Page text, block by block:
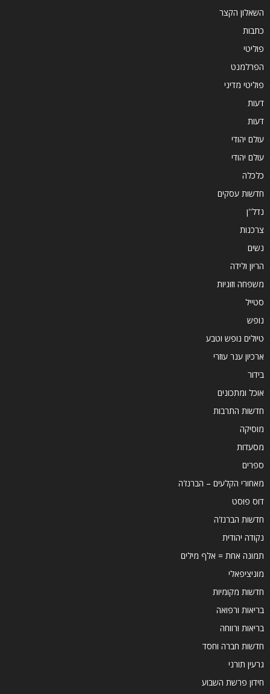
השאלון הקצר
כתבות
פוליטי
הפרלמנט
פוליטי מדיני
דעות
דעות
עולם יהודי
עולם יהודי
כלכלה
חדשות עסקים
נדל''ן
צרכנות
נשים
הריון ולידה
משפחה וזוגיות
סטייל
נופש
טיולים נופש וטבע
ארכיון ענר עוזרי
בידור
אוכל ומתכונים
חדשות התרבות
מוסיקה
מסעדות
ספרים
מאחורי הקלעים – הברנז'ה
דוס פוסט
חדשות הברנז'ה
נקודה יהודית
תמונה אחת = אלף מילים
מוניציפאלי
חדשות מקומיות
בריאות ורפואה
בריאות ורווחה
חדשות חברה וחסד
גרעין תורני
חידון פרשת השבוע